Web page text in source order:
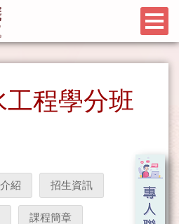
程學分班
紹 招生資訊
課程簡章